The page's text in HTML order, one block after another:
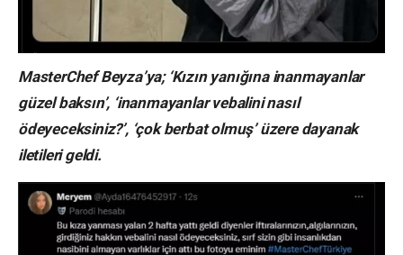
MasterChef Beyza’ya; ‘Kızın yanığına inanmayanlar
güzel baksın’, ‘inanmayanlar vebalini nasıl
ödeyeceksiniz?’, ‘çok berbat olmuş’ üzere dayanak
iletileri geldi.